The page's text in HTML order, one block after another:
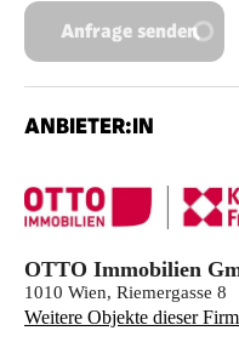
Anfrage senden
ANBIETER:IN
OTTO Immobilien
1010 Wien, Riemergasse 8
Weitere Objekte dieser